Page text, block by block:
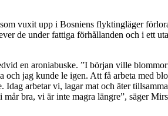
vuxit upp i Bosniens flyktingläger
de under fattiga förhållanden och i ett
en aroniabuske. ”I början ville
och jag kunde le igen. Att få arbeta med
Idag arbetar vi, lagar mat och äter
mår bra, vi är inte magra längre”, säger